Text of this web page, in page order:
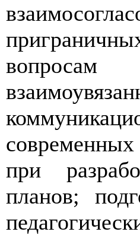
при
планов;